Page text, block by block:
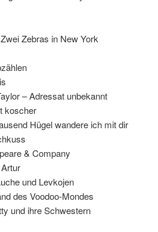
Zebras in New York
– Adressat unbekannt
koscher
Hügel wandere ich mit dir
& Company
und Levkojen
des Voodoo-Mondes
und ihre Schwestern